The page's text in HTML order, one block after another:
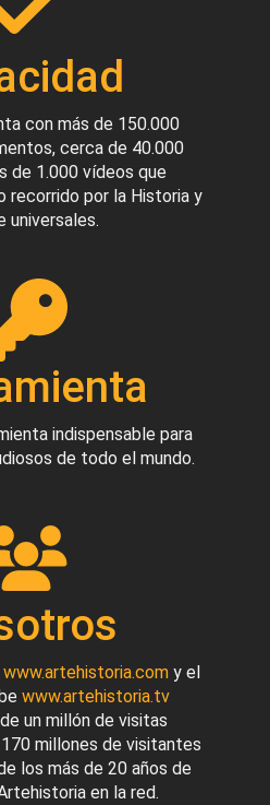
con más de 150.000
cerca de 40.000
de 1.000 vídeos que
recorrido por la Historia y
universales.
indispensable para
de todo el mundo.
www.artehistoria.com y el
www.artehistoria.tv
un millón de visitas
millones de visitantes
los más de 20 años de
en la red.